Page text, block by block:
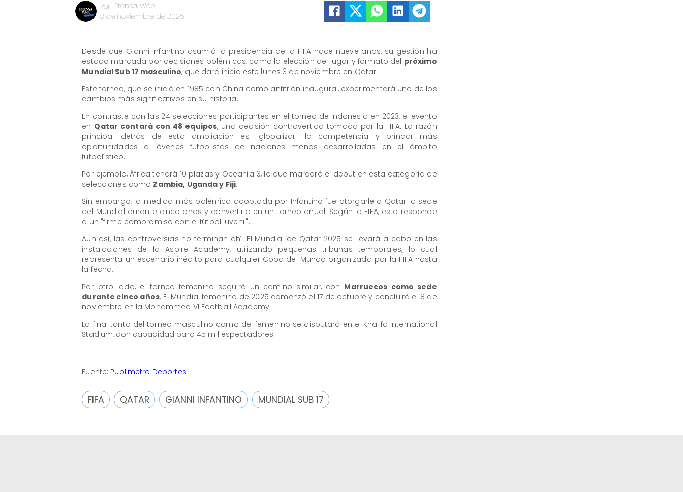
Prensa Web
Por
3 de noviembre de 2025
Desde que Gianni Infantino asumió la presidencia de la FIFA hace nueve años, su gestión ha
estado marcada por decisiones polémicas, como la elección del lugar y formato del próximo
Mundial Sub 17 masculino, que dará inicio este lunes 3 de noviembre en Qatar.
Este torneo, que se inició en 1985 con China como anfitrión inaugural, experimentará uno de los
cambios más significativos en su historia.
En contraste con las 24 selecciones participantes en el torneo de Indonesia en 2023, el evento
en Qatar contará con 48 equipos, una decisión controvertida tomada por la FIFA. La razón
principal detrás de esta ampliación es "globalizar" la competencia y brindar más
oportunidades a jóvenes futbolistas de naciones menos desarrolladas en el ámbito
futbolístico.
Por ejemplo, África tendrá 10 plazas y Oceanía 3, lo que marcará el debut en esta categoría de
selecciones como Zambia, Uganda y Fiji.
Sin embargo, la medida más polémica adoptada por Infantino fue otorgarle a Qatar la sede
del Mundial durante cinco años y convertirlo en un torneo anual. Según la FIFA, esto responde
a un "firme compromiso con el fútbol juvenil".
Aun así, las controversias no terminan ahí. El Mundial de Qatar 2025 se llevará a cabo en las
instalaciones de la Aspire Academy, utilizando pequeñas tribunas temporales, lo cual
representa un escenario inédito para cualquier Copa del Mundo organizada por la FIFA hasta
la fecha.
Por otro lado, el torneo femenino seguirá un camino similar, con Marruecos como sede
durante cinco años. El Mundial femenino de 2025 comenzó el 17 de octubre y concluirá el 8 de
noviembre en la Mohammed VI Football Academy.
La final tanto del torneo masculino como del femenino se disputará en el Khalifa International
Stadium, con capacidad para 45 mil espectadores.
Fuente: Publimetro Deportes
FIFA QATAR GIANNI INFANTINO MUNDIAL SUB 17